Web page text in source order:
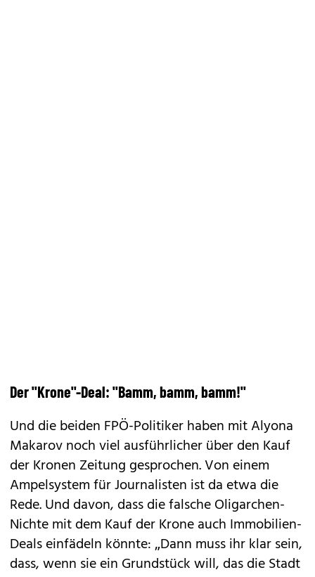
Der "Krone"-Deal: "Bamm, bamm, bamm!"
Und die beiden FPÖ-Politiker haben mit Alyona
Makarov noch viel ausführlicher über den Kauf
der Kronen Zeitung gesprochen. Von einem
Ampelsystem für Journalisten ist da etwa die
Rede. Und davon, dass die falsche Oli­garchen-
Nichte mit dem Kauf der Krone auch Immobilien-
Deals einfädeln könnte: „Dann muss ihr klar sein,
dass, wenn sie ein Grundstück will, das die Stadt